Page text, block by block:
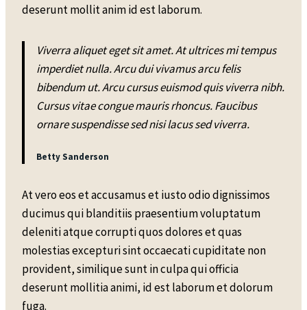
deserunt mollit anim id est laborum.
Viverra aliquet eget sit amet. At ultrices mi tempus
imperdiet nulla. Arcu dui vivamus arcu felis
bibendum ut. Arcu cursus euismod quis viverra nibh.
Cursus vitae congue mauris rhoncus. Faucibus
ornare suspendisse sed nisi lacus sed viverra.
Betty Sanderson
At vero eos et accusamus et iusto odio dignissimos
ducimus qui blanditiis praesentium voluptatum
deleniti atque corrupti quos dolores et quas
molestias excepturi sint occaecati cupiditate non
provident, similique sunt in culpa qui officia
deserunt mollitia animi, id est laborum et dolorum
fuga.